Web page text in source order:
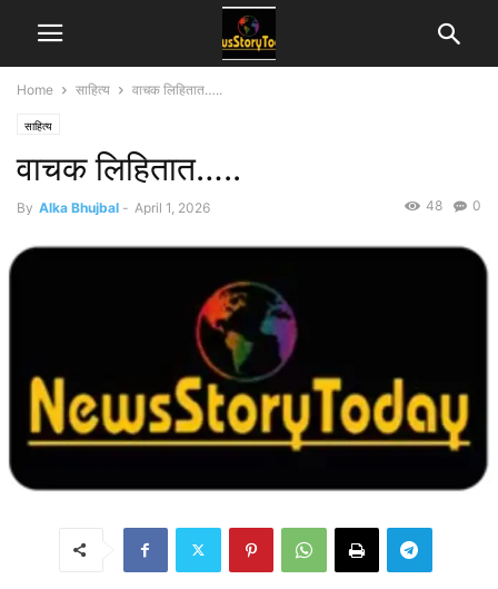
Home साहित्य वाचक लिहितात…..
साहित्य
वाचक लिहितात…..
By Alka Bhujbal - April 1, 2026 0
48